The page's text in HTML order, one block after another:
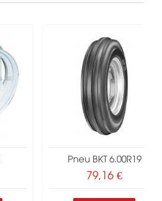
Pneu BKT 6.00R19
79,16 €